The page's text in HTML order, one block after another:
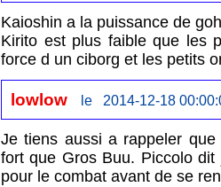
Kaioshin a la puissance de
Kirito est plus faible que les
force d un ciborg et les petits
lowlow le 2014-12-18
Je tiens aussi a rappeler
fort que Gros Buu. Piccolo
pour le combat avant de se